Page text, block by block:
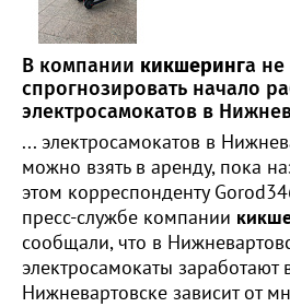
В компании кикшеринга не
спрогнозировать начало
электросамокатов в
... электросамокатов в
можно взять в аренду, пока
этом корреспонденту
пресс-службе компании
сообщали, что в
электросамокаты заработают
Нижневартовске зависит от